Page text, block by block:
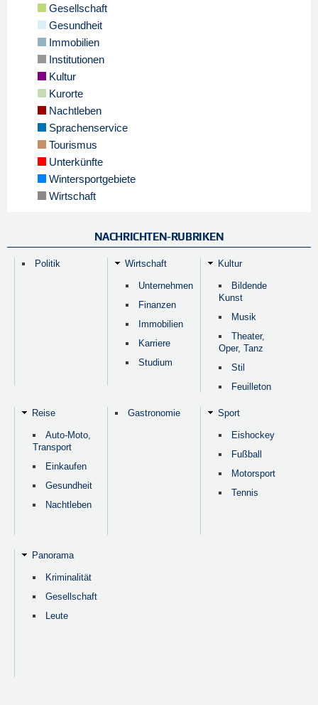
Gesellschaft
Gesundheit
Immobilien
Institutionen
Kultur
Kurorte
Nachtleben
Sprachenservice
Tourismus
Unterkünfte
Wintersportgebiete
Wirtschaft
NACHRICHTEN-RUBRIKEN
Politik Wirtschaft
Unternehmen
Finanzen
Immobilien
Karriere
Studium
Kultur
Bildende
Kunst
Musik
Theater,
Oper, Tanz
Stil
Feuilleton
Reise
Auto-Moto,
Transport
Einkaufen
Gesundheit
Nachtleben
Gastronomie Sport
Eishockey
Fußball
Motorsport
Tennis
Panorama
Kriminalität
Gesellschaft
Leute